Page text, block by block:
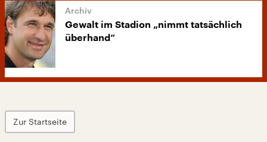
Gewalt im Stadion „nimmt tatsächlich
überhand“
Zur Startseite